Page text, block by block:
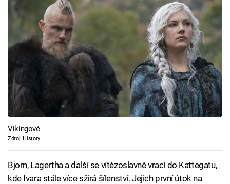
Vikingové
Zdroj: History
Bjorn, Lagertha a další se vítězoslavně vrací do Kattegatu,
kde Ivara stále více sžírá šílenství. Jejich první útok na